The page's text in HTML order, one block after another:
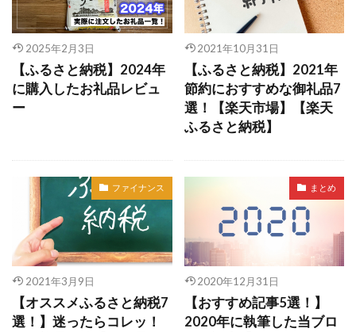
2025年2月3日
【ふるさと納税】2024年
に購入したお礼品レビュ
ー
2021年10月31日
【ふるさと納税】2021年
節約におすすめな御礼品7
選！【楽天市場】【楽天
ふるさと納税】
ファイナンス
2021年3月9日
【オススメふるさと納税7
選！】迷ったらコレッ！
まとめ
2020年12月31日
【おすすめ記事5選！】
2020年に執筆した当ブロ
脱毛
証券口座 賃貸住宅 銀行
検索